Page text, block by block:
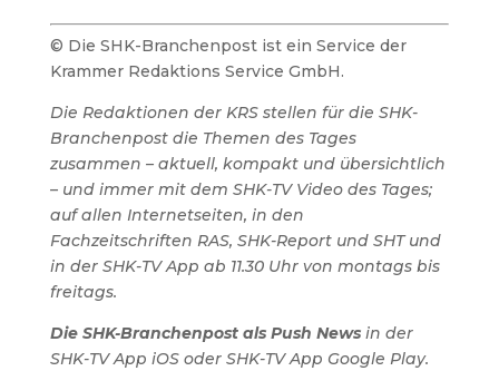
© Die SHK-Branchenpost ist ein Service der
Krammer Redaktions Service GmbH.
Die Redaktionen der KRS stellen für die SHK-
Branchenpost die Themen des Tages
zusammen – aktuell, kompakt und übersichtlich
– und immer mit dem SHK-TV Video des Tages;
auf allen Internetseiten, in den
Fachzeitschriften RAS, SHK-Report und SHT und
in der SHK-TV App ab 11.30 Uhr von montags bis
freitags.
Die SHK-Branchenpost als Push Newsin der
SHK-TV App iOS oder SHK-TV App Google Play.